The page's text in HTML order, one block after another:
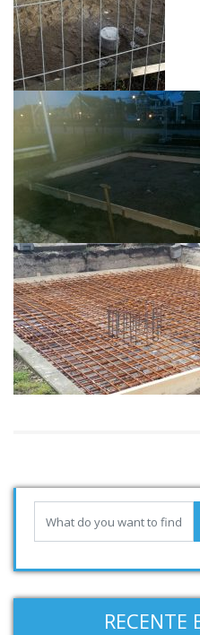
RECENTE